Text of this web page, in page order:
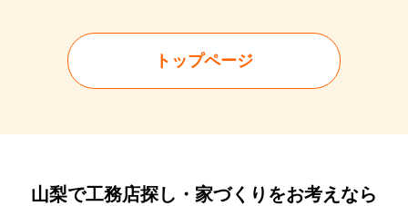
トップページ
山梨で工務店探し・家づくりをお考えなら